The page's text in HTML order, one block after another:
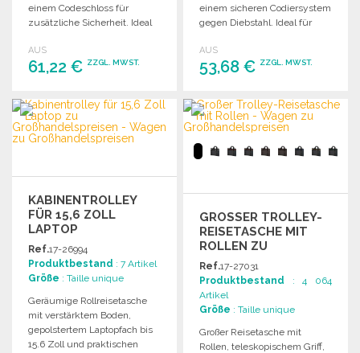
einem Codeschloss für
zusätzliche Sicherheit. Ideal
AUS
61,22 € ZZGL. MWST.
BESTELLEN
Angebot anfordern
einem sicheren Codiersystem
gegen Diebstahl. Ideal für
AUS
53,68 € ZZGL. MWST.
BESTELLEN
Angebot anfordern
KABINENTROLLEY
FÜR 15,6 ZOLL
LAPTOP
Ref.17-26994
Produktbestand : 7 Artikel
Größe : Taille unique
Geräumige Rollreisetasche
mit verstärktem Boden,
gepolstertem Laptopfach bis
15.6 Zoll und praktischen
GROSSER TROLLEY-R
EISETASCHE MIT R
OLLEN ZU G
ROSSHANDELSPREISEN
Ref.17-27031
Produktbestand : 4 064
Artikel
Größe : Taille unique
Großer Reisetasche mit
Rollen, teleskopischem Griff,